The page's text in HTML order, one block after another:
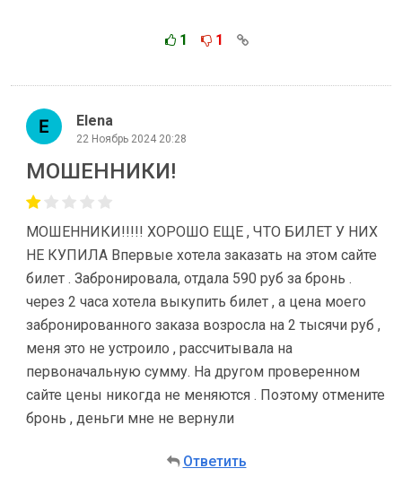
1 1
Elena
22 Ноябрь 2024 20:28
МОШЕННИКИ!
МОШЕННИКИ!!!!! ХОРОШО ЕЩЕ , ЧТО БИЛЕТ У НИХ
НЕ КУПИЛА Впервые хотела заказать на этом сайте
билет . Забронировала, отдала 590 руб за бронь .
через 2 часа хотела выкупить билет , а цена моего
забронированного заказа возросла на 2 тысячи руб ,
меня это не устроило , рассчитывала на
первоначальную сумму. На другом проверенном
сайте цены никогда не меняются . Поэтому отмените
бронь , деньги мне не вернули
Ответить